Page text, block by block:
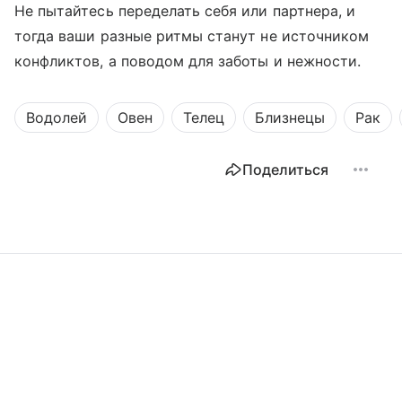
Не пытайтесь переделать себя или партнера, и
тогда ваши разные ритмы станут не источником
конфликтов, а поводом для заботы и нежности.
Водолей Овен Телец Близнецы Рак
Поделиться